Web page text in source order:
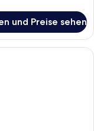
und Preise sehen
Bügeleisen/Bügelbrett,